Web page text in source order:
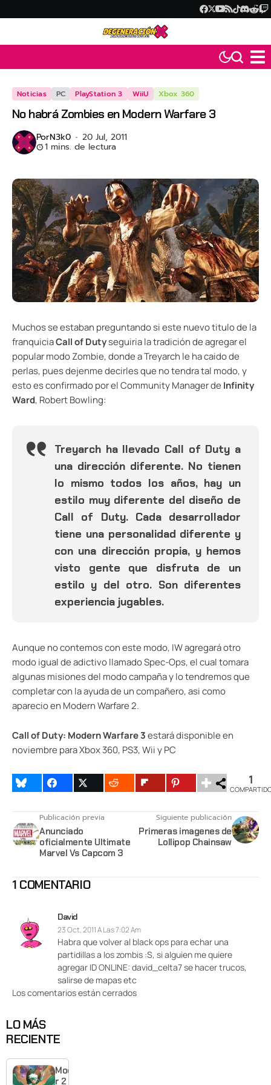
Noticias PC PlayStation 3 WiiU Xbox 360
No habrá Zombies en Modern Warfare 3
PorN3k0 20 Jul, 2011
1 mins. de lectura
Muchos se estaban preguntando si este nuevo titulo de la
franquiciaCall of Dutyseguiria la tradición de agregar el
popular modo Zombie, donde a Treyarch le ha caido de
perlas, pues dejenme decirles que no tendra tal modo, y
esto es confirmado por el Community Manager de Infinity
Ward, Robert Bowling:
Treyarch ha llevado Call of Duty a
una dirección diferente. No tienen
lo mismo todos los años, hay un
estilo muy diferente del diseño de
Call of Duty. Cada desarrollador
tiene una personalidad diferente y
con una dirección propia, y hemos
visto gente que disfruta de un
estilo y del otro. Son diferentes
experiencia jugables.
Aunque no contemos con este modo, IW agregará otro
modo igual de adictivo llamado Spec-Ops, el cual tomara
algunas misiones del modo campaña y lo tendremos que
completar con la ayuda de un compañero, asi como
aparecio en Modern Warfare 2.
Call of Duty: Modern Warfare 3estará disponible en
noviembre para Xbox 360, PS3, Wii y PC
1
Publicación previa
Anunciado
oficialmente Ultimate
Marvel Vs Capcom 3
Siguiente publicación
Primeras imagenes de
Lollipop Chainsaw
1 COMENTARIO
David
23 Oct, 2011 A Las 7:02 Am
Habra que volver al black ops para echar una
partidillas a los zombis :S, si alguien me quiere
agregar ID ONLINE: david_celta7 se hacer trucos,
salirse de mapas etc
Los comentarios están cerrados
LO MÁS
RECIENTE
Moonlighte
r 2 ya tiene